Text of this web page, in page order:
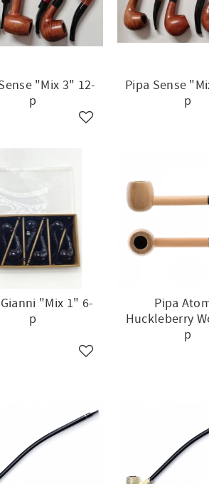
"Mix 3" 12-
p
Lägg till i favoriter
Pipa Sense
p
"Mix 1" 6-
p
Lägg till i favoriter
Pipa
Huckleberry
p